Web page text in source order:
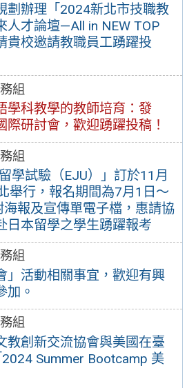
劃辦理「2024新北市技職教
人才論壇—All in NEW TOP
貴校邀請教職員工踴躍投
組
學科教學的教師培育：發
際研討會，歡迎踴躍投稿！
組
學試驗（EJU）」訂於11月
舉行，報名期間為7月1日～
報及宣傳單電子檔，惠請協
日本留學之學生踴躍報考
組
」活動相關事宜，歡迎有興
加。
組
教創新交流協會與美國在臺
Summer Bootcamp 美